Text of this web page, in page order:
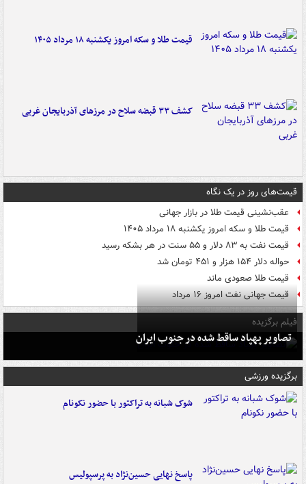
قیمت طلا و سکه امروز یکشنبه ۱۸ مرداد ۱۴۰۵
کشف ۳۳ قبضه سلاح در مرزهای آذربایجان غربی
قیمت‌های روز در یک نگاه
عقب‌نشینی قیمت طلا در بازار جهانی
قیمت طلا و سکه امروز یکشنبه ۱۸ مرداد ۱۴۰۵
قیمت نفت به ۸۳ دلار و ۵۵ سنت در هر بشکه رسید
حواله دلار ۱۵۴ هزار و ۴۵۱ تومان شد
قیمت طلا صعودی ماند
قیمت جهانی نفت امروز ۱۶ مرداد
فیلم برگزیده
تصاویر پهپاد ساقط شده در جنوب ایران
برگزیده ورزشی
شوک شبانه به تراکتور با حضور نکونام
پاسخ نهایی حسین‌نژاد به پرسپولیس